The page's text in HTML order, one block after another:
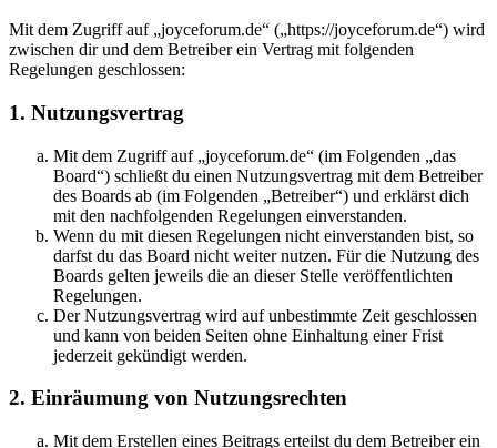
Mit dem Zugriff auf „joyceforum.de“ („https://joyceforum.de“) wird
zwischen dir und dem Betreiber ein Vertrag mit folgenden
Regelungen geschlossen:
1. Nutzungsvertrag
Mit dem Zugriff auf „joyceforum.de“ (im Folgenden „das
Board“) schließt du einen Nutzungsvertrag mit dem Betreiber
des Boards ab (im Folgenden „Betreiber“) und erklärst dich
mit den nachfolgenden Regelungen einverstanden.
Wenn du mit diesen Regelungen nicht einverstanden bist, so
darfst du das Board nicht weiter nutzen. Für die Nutzung des
Boards gelten jeweils die an dieser Stelle veröffentlichten
Regelungen.
Der Nutzungsvertrag wird auf unbestimmte Zeit geschlossen
und kann von beiden Seiten ohne Einhaltung einer Frist
jederzeit gekündigt werden.
2. Einräumung von Nutzungsrechten
Mit dem Erstellen eines Beitrags erteilst du dem Betreiber ein